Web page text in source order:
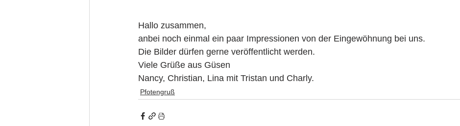
Hallo zusammen,
anbei noch einmal ein paar Impressionen von der Eingewöhnung bei uns.
Die Bilder dürfen gerne veröffentlicht werden.
Viele Grüße aus Güsen
Nancy, Christian, Lina mit Tristan und Charly.
Pfotengruß